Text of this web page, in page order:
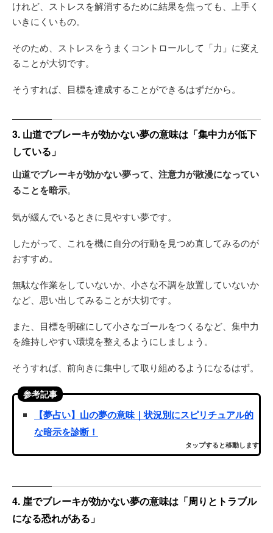
けれど、ストレスを解消するために結果を焦っても、上手く
いきにくいもの。
そのため、ストレスをうまくコントロールして「力」に変え
ることが大切です。
そうすれば、目標を達成することができるはずだから。
3. 山道でブレーキが効かない夢の意味は「集中力が低下
している」
山道でブレーキが効かない夢って、注意力が散漫になってい
ることを暗示。
気が緩んでいるときに見やすい夢です。
したがって、これを機に自分の行動を見つめ直してみるのが
おすすめ。
無駄な作業をしていないか、小さな不調を放置していないか
など、思い出してみることが大切です。
また、目標を明確にして小さなゴールをつくるなど、集中力
を維持しやすい環境を整えるようにしましょう。
そうすれば、前向きに集中して取り組めるようになるはず。
参考記事
【夢占い】山の夢の意味｜状況別にスピリチュアル的
な暗示を診断！
タップすると移動します
4. 崖でブレーキが効かない夢の意味は「周りとトラブル
になる恐れがある」